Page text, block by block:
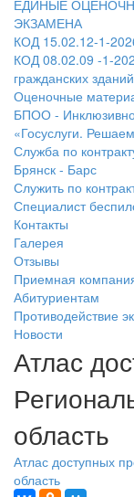
ЕДИНЫЕ
ЭКЗАМЕНА
КОД 15.02.12-1-
КОД 08.02.09 -1-
гражданских зданий
Оценочные
БПОО -
«Госуслуги.
Служба по
Брянск - Барс
Служить по
Специалист
Контакты
Галерея
Отзывы
Приемная
Абитуриентам
Противодействие
Новости
Атлас
область
Атлас доступных
область